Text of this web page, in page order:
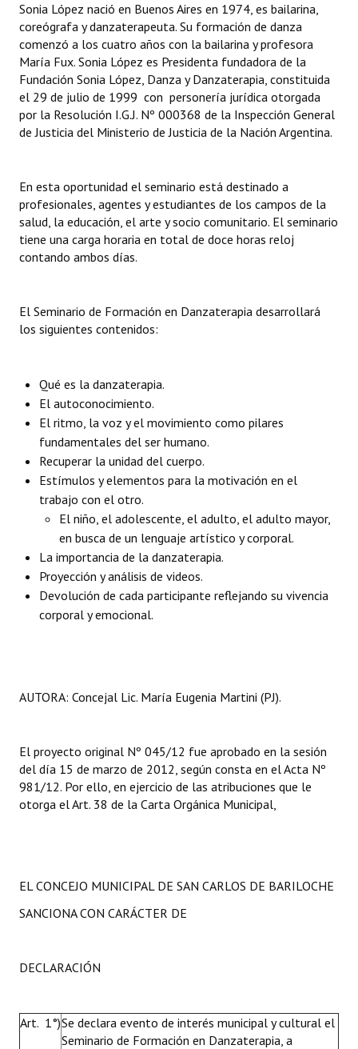
Sonia López nació en Buenos Aires en 1974, es bailarina,
coreógrafa y danzaterapeuta. Su formación de danza
comenzó a los cuatro años con la bailarina y profesora
María Fux. Sonia López es Presidenta fundadora de la
Fundación Sonia López, Danza y Danzaterapia, constituida
el 29 de julio de 1999 con personería jurídica otorgada
por la Resolución I.G.J. Nº 000368 de la Inspección General
de Justicia del Ministerio de Justicia de la Nación Argentina.
En esta oportunidad el seminario está destinado a
profesionales, agentes y estudiantes de los campos de la
salud, la educación, el arte y socio comunitario. El seminario
tiene una carga horaria en total de doce horas reloj
contando ambos días.
El Seminario de Formación en Danzaterapia desarrollará
los siguientes contenidos:
Qué es la danzaterapia.
El autoconocimiento.
El ritmo, la voz y el movimiento como pilares
fundamentales del ser humano.
Recuperar la unidad del cuerpo.
Estímulos y elementos para la motivación en el
trabajo con el otro.
El niño, el adolescente, el adulto, el adulto mayor,
en busca de un lenguaje artístico y corporal.
La importancia de la danzaterapia.
Proyección y análisis de videos.
Devolución de cada participante reflejando su vivencia
corporal y emocional.
AUTORA: Concejal Lic. María Eugenia Martini (PJ).
El proyecto original Nº 045/12 fue aprobado en la sesión
del día 15 de marzo de 2012, según consta en el Acta Nº
981/12. Por ello, en ejercicio de las atribuciones que le
otorga el Art. 38 de la Carta Orgánica Municipal,
EL CONCEJO MUNICIPAL DE SAN CARLOS DE BARILOCHE
SANCIONA CON CARÁCTER DE
DECLARACIÓN
Art. 1°)Se declara evento de interés municipal y cultural el
Seminario de Formación en Danzaterapia, a